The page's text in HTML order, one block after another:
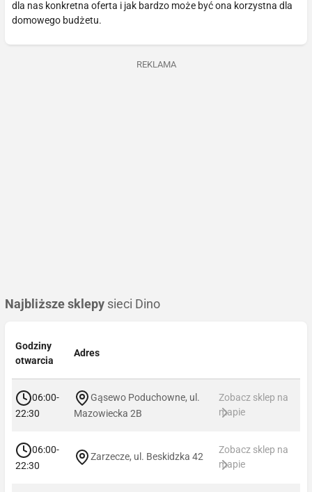
dla nas konkretna oferta i jak bardzo może być ona korzystna dla
domowego budżetu.
REKLAMA
Najbliższe sklepy sieci Dino
Godziny
otwarcia
Adres
06:00-
22:30
Gąsewo Poduchowne, ul.
Mazowiecka 2B
Zobacz sklep na
mapie
06:00-
22:30
Zarzecze, ul. Beskidzka 42
Zobacz sklep na
mapie